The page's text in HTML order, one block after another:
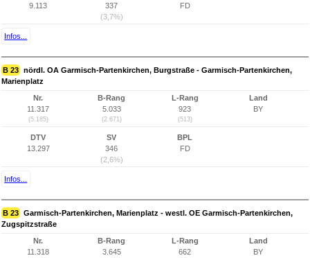
9.113
337
(3,7%)
FD
Infos...
B 23 nördl. OA Garmisch-Partenkirchen, Burgstraße - Garmisch-Partenkirchen,
Marienplatz
Nr.
11.317
(5.185)
B-Rang
5.033
(2.671)
L-Rang
923
(513)
Land
BY
DTV
13.297
SV
346
(2,6%)
BPL
FD
Infos...
B 23 Garmisch-Partenkirchen, Marienplatz - westl. OE Garmisch-Partenkirchen,
Zugspitzstraße
Nr.
11.318
B-Rang
3.645
L-Rang
662
Land
BY